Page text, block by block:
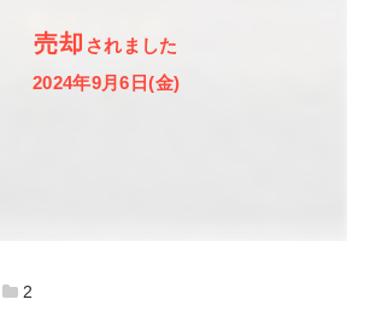
売却 されました
2024年9月6日(金)
2